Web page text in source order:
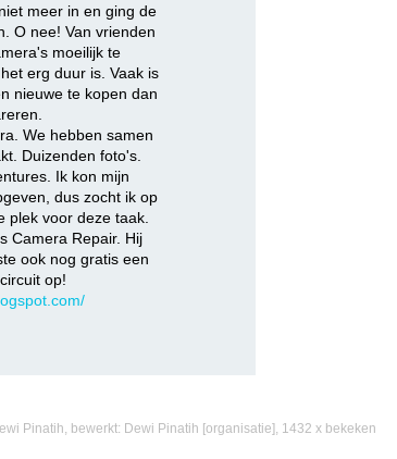
meer in en ging de
O nee! Van vrienden
moeilijk te
erg duur is. Vaak is
nieuwe te kopen dan
We hebben samen
Duizenden foto's.
Ik kon mijn
dus zocht ik op
plek voor deze taak.
Camera Repair. Hij
ook nog gratis een
op!
Pinatih, bewerkt: Dewi Pinatih [organisatie] , 1432 x bekeken